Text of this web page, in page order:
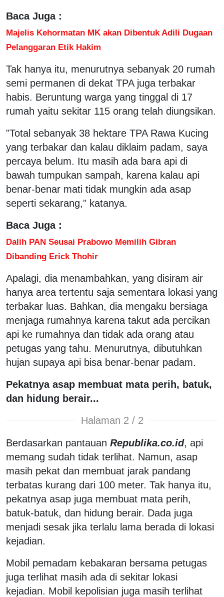
Baca Juga :
Majelis Kehormatan MK akan Dibentuk Adili Dugaan
Pelanggaran Etik Hakim
Tak hanya itu, menurutnya sebanyak 20 rumah
semi permanen di dekat TPA juga terbakar
habis. Beruntung warga yang tinggal di 17
rumah yaitu sekitar 115 orang telah diungsikan.
"Total sebanyak 38 hektare TPA Rawa Kucing
yang terbakar dan kalau diklaim padam, saya
percaya belum. Itu masih ada bara api di
bawah tumpukan sampah, karena kalau api
benar-benar mati tidak mungkin ada asap
seperti sekarang," katanya.
Baca Juga :
Dalih PAN Seusai Prabowo Memilih Gibran
Dibanding Erick Thohir
Apalagi, dia menambahkan, yang disiram air
hanya area tertentu saja sementara lokasi yang
terbakar luas. Bahkan, dia mengaku bersiaga
menjaga rumahnya karena takut ada percikan
api ke rumahnya dan tidak ada orang atau
petugas yang tahu. Menurutnya, dibutuhkan
hujan supaya api bisa benar-benar padam.
Pekatnya asap membuat mata perih, batuk,
dan hidung berair...
Halaman 2 / 2
Berdasarkan pantauan Republika.co.id, api
memang sudah tidak terlihat. Namun, asap
masih pekat dan membuat jarak pandang
terbatas kurang dari 100 meter. Tak hanya itu,
pekatnya asap juga membuat mata perih,
batuk-batuk, dan hidung berair. Dada juga
menjadi sesak jika terlalu lama berada di lokasi
kejadian.
Mobil pemadam kebakaran bersama petugas
juga terlihat masih ada di sekitar lokasi
kejadian. Mobil kepolisian juga masih terlihat